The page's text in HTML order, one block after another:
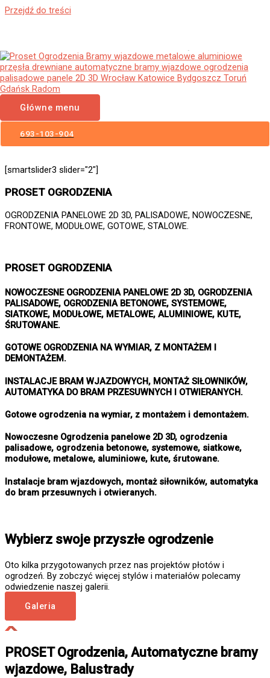
Przejdź do treści
Główne menu
693-103-904
Ogrodzenia Panelowe Żagań
Płoty Panelowe 3D 2D Panele
Ogrodzeniowe
[smartslider3 slider="2"]
PROSET OGRODZENIA
OGRODZENIA PANELOWE 2D 3D, PALISADOWE, NOWOCZESNE,
FRONTOWE, MODUŁOWE, GOTOWE, STALOWE.
PROSET OGRODZENIA
NOWOCZESNE OGRODZENIA PANELOWE 2D 3D, OGRODZENIA
PALISADOWE, OGRODZENIA BETONOWE, SYSTEMOWE,
SIATKOWE, MODUŁOWE, METALOWE, ALUMINIOWE, KUTE,
ŚRUTOWANE.
GOTOWE OGRODZENIA NA WYMIAR, Z MONTAŻEM I
DEMONTAŻEM.
INSTALACJE BRAM WJAZDOWYCH, MONTAŻ SIŁOWNIKÓW,
AUTOMATYKA DO BRAM PRZESUWNYCH I OTWIERANYCH.
Gotowe ogrodzenia na wymiar, z montażem i demontażem.
Nowoczesne Ogrodzenia panelowe 2D 3D, ogrodzenia
palisadowe, ogrodzenia betonowe, systemowe, siatkowe,
modułowe, metalowe, aluminiowe, kute, śrutowane.
Instalacje bram wjazdowych, montaż siłowników, automatyka
do bram przesuwnych i otwieranych.
Wybierz swoje przyszłe ogrodzenie
Oto kilka przygotowanych przez nas projektów płotów i
ogrodzeń. By zobczyć więcej stylów i materiałów polecamy
odwiedzenie naszej galerii.
Galeria
PROSET Ogrodzenia, Automatyczne bramy
wjazdowe, Balustrady